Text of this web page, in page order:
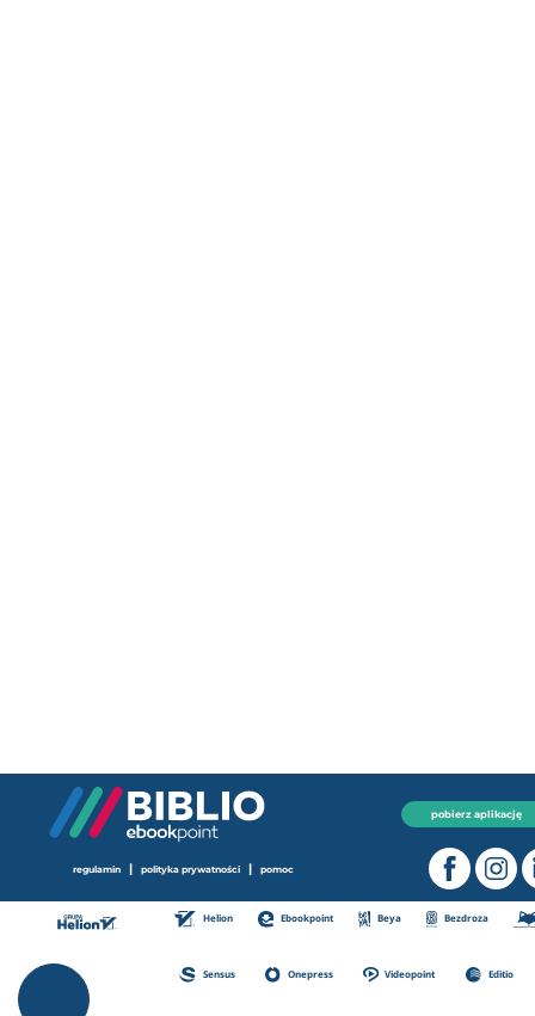
pobierz aplikację
regulamin | polityka prywatności | pomoc
Helion Ebookpoint Beya Bezdroza
Sensus Onepress Videopoint Editio